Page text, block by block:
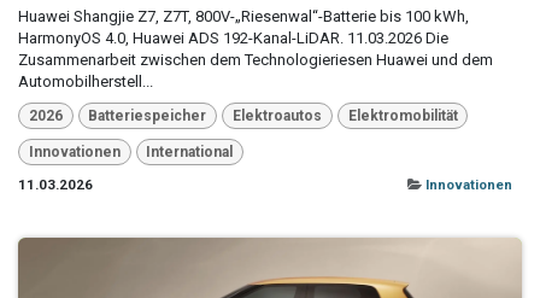
Huawei Shangjie Z7, Z7T, 800V-„Riesenwal“-Batterie bis 100 kWh,
HarmonyOS 4.0, Huawei ADS 192-Kanal-LiDAR. 11.03.2026 Die
Zusammenarbeit zwischen dem Technologieriesen Huawei und dem
Automobilherstell...
2026 Batteriespeicher Elektroautos Elektromobilität
Innovationen
International
11.03.2026
Innovationen